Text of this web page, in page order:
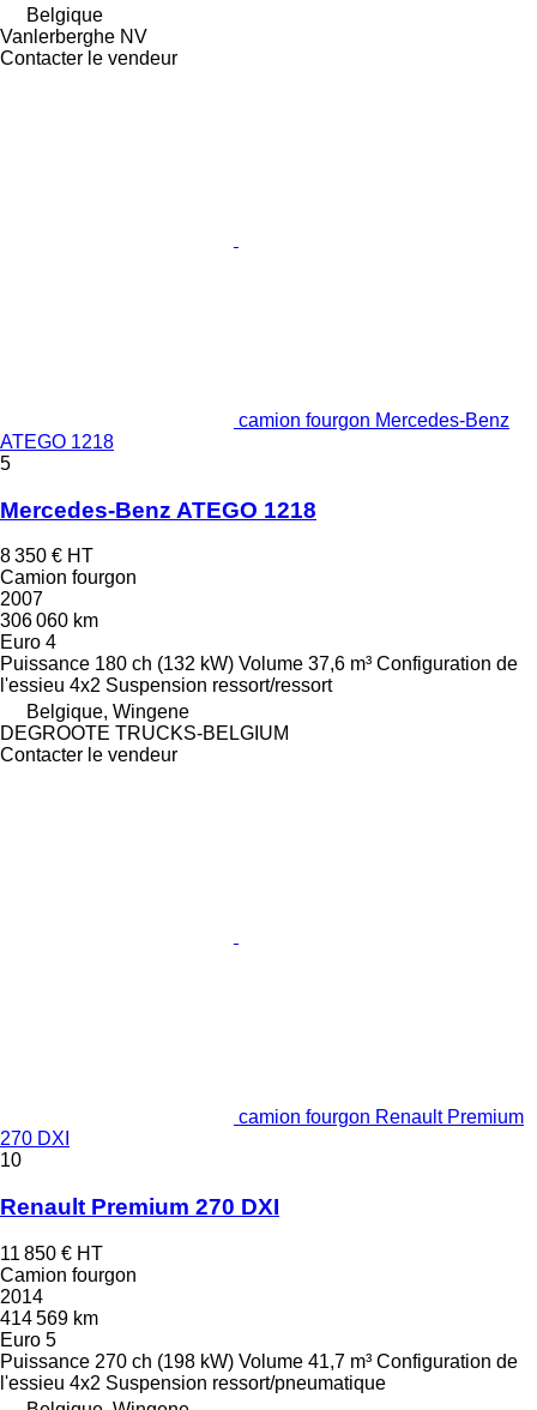
Belgique
Vanlerberghe NV
Contacter le vendeur
camion fourgon Mercedes-Benz
ATEGO 1218
5
Mercedes-Benz ATEGO 1218
8 350 € HT
Camion fourgon
2007
306 060 km
Euro 4
Puissance 180 ch (132 kW) Volume 37,6 m³ Configuration de
l'essieu 4x2 Suspension ressort/ressort
Belgique, Wingene
DEGROOTE TRUCKS-BELGIUM
Contacter le vendeur
camion fourgon Renault Premium
270 DXI
10
Renault Premium 270 DXI
11 850 € HT
Camion fourgon
2014
414 569 km
Euro 5
Puissance 270 ch (198 kW) Volume 41,7 m³ Configuration de
l'essieu 4x2 Suspension ressort/pneumatique